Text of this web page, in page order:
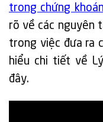
trong chứng khoán
rõ về các nguyên
trong việc đưa ra
hiểu chi tiết về
đây.